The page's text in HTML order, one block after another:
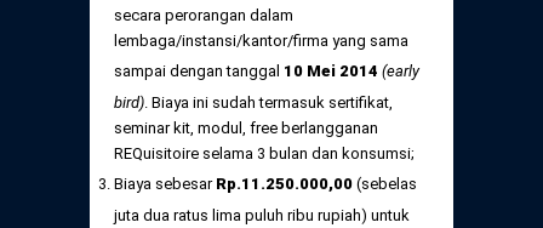
secara perorangan dalam
lembaga/instansi/kantor/firma yang sama
sampai dengan tanggal 10 Mei 2014 (early
bird) . Biaya ini sudah termasuk sertifikat,
seminar kit, modul, free berlangganan
REQuisitoire selama 3 bulan dan konsumsi;
Biaya sebesar Rp.11.250.000,00 (sebelas
juta dua ratus lima puluh ribu rupiah) untuk